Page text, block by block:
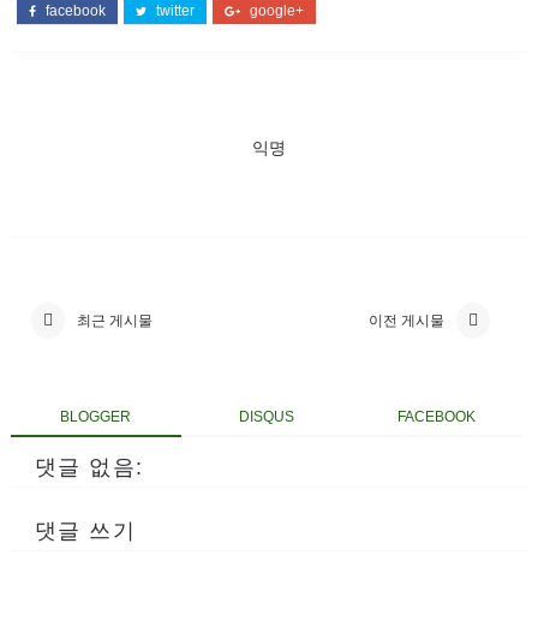
facebook twitter google+
익명
최근 게시물 이전 게시물
BLOGGER DISQUS FACEBOOK
댓글 없음:
댓글 쓰기